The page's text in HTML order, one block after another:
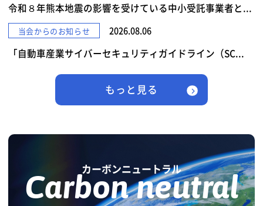
令和８年熊本地震の影響を受けている中小受託事業者と...
当会からのお知らせ 2026.08.06
「自動車産業サイバーセキュリティガイドライン（SC...
もっと見る
カーボンニュートラル
Carbon neutral